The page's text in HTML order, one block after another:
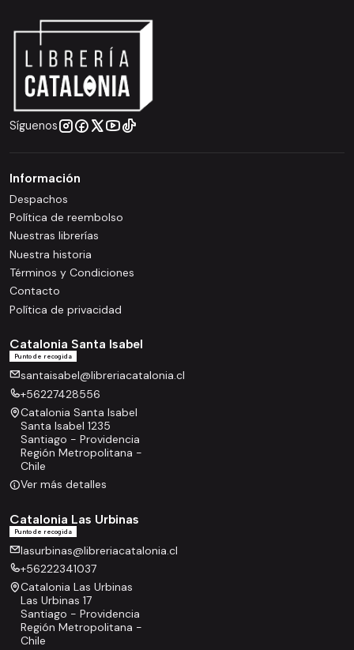
Síguenos
Información
Despachos
Política de reembolso
Nuestras librerías
Nuestra historia
Términos y Condiciones
Contacto
Política de privacidad
Catalonia Santa Isabel
Punto de recogida
santaisabel@libreriacatalonia.cl
+56227428556
Catalonia Santa Isabel
Santa Isabel 1235
Santiago - Providencia
Región Metropolitana -
Chile
Ver más detalles
Catalonia Las Urbinas
Punto de recogida
lasurbinas@libreriacatalonia.cl
+56222341037
Catalonia Las Urbinas
Las Urbinas 17
Santiago - Providencia
Región Metropolitana -
Chile